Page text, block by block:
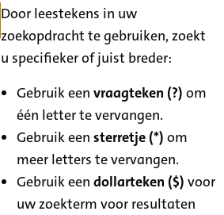
Door leestekens in uw
zoekopdracht te gebruiken, zoekt
u specifieker of juist breder:
Gebruik eenvraagteken (?) om
één letter te vervangen.
Gebruik eensterretje (*) om
meer letters te vervangen.
Gebruik eendollarteken ($) voor
uw zoekterm voor resultaten